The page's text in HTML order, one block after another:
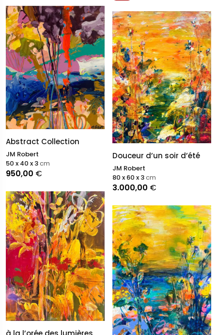
Abstract Collection
JM Robert
950,00 €
50 x 40 x 3cm
Douceur d’un soir d’été
JM Robert
3.000,00 €
80 x 60 x 3cm